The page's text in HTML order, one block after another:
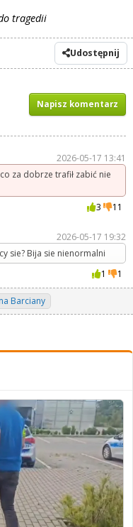
tragedii
Udostępnij
Napisz komentarz
2026-05-17 13:41
za dobrze trafił zabić nie
3
11
2026-05-17 19:32
sie? Bija sie nienormalni
1 1
Barciany